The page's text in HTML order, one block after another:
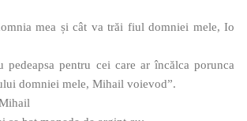
mea și cât va trăi fiul domniei mele, Io
pedeapsa pentru cei care ar încălca porunca
domniei mele, Mihail voievod”.